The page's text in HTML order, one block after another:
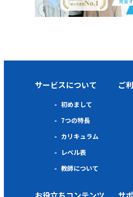
サービスについて
初めまして
7つの特長
カリキュラム
レベル表
教師について
ご